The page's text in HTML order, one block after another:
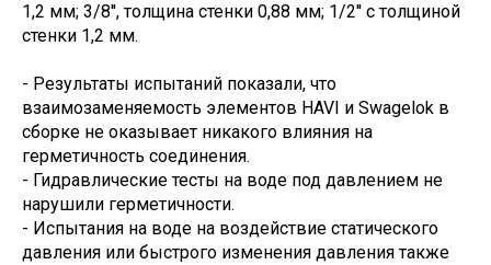
1,2 мм; 3/8'', толщина стенки 0,88 мм; 1/2'' с толщиной
стенки 1,2 мм.
- Результаты испытаний показали, что
взаимозаменяемость элементов HAVI и Swagelok в
сборке не оказывает никакого влияния на
герметичность соединения.
- Гидравлические тесты на воде под давлением не
нарушили герметичности.
- Испытания на воде на воздействие статического
давления или быстрого изменения давления также